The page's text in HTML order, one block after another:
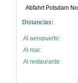
Abfahrt Potsdam
Distancias:
Al aeropuerto:
Al mar:
Al restaurante: